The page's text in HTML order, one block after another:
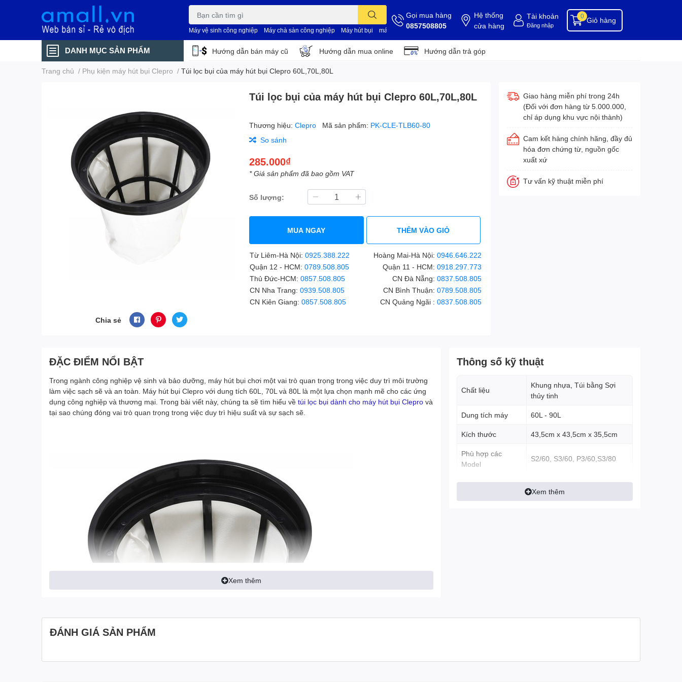
Máy vệ sinh công nghiệp Máy chà sàn công nghiệp Máy hút bụi máy vệ sinh nhà xưởng dụng cụ buồng phòng dụng cụ vệ sinh hóa chất tẩy rửa hóa chất vệ sinh
Gọi mua hàng
0857508805
Hệ thống
cửa hàng
Tài khoản
Đăng nhập
Giỏ hàng
0
DANH MỤC SẢN PHẨM Hướng dẫn bán máy cũ Hướng dẫn mua online Hướng dẫn trả góp
Trang chủ / Phụ kiện máy hút bụi Clepro / Túi lọc bụi của máy hút bụi Clepro 60L,70L,80L
Chia sẻ
Túi lọc bụi của máy hút bụi Clepro 60L,70L,80L
Thương hiệu:Clepro Mã sản phẩm: PK-CLE-TLB60-80
So sánh
285.000₫
* Giá sản phẩm đã bao gồm VAT
Số lượng:
MUA NGAY THÊM VÀO GIỎ
Từ Liêm-Hà Nội:0925.388.222 Hoàng Mai-Hà Nội:0946.646.222
Quận 12 - HCM:0789.508.805 Quận 11 - HCM:0918.297.773
Thủ Đức-HCM:0857.508.805 CN Đà Nẵng:0837.508.805
CN Nha Trang:0939.508.805 CN Bình Thuận:0789.508.805
CN Kiên Giang:0857.508.805 CN Quảng Ngãi :0837.508.805
Giao hàng miễn phí trong 24h
(Đối với đơn hàng từ 5.000.000,
chỉ áp dụng khu vực nội thành)
Cam kết hàng chính hãng, đầy đủ
hóa đơn chứng từ, nguồn gốc
xuất xứ
Tư vấn kỹ thuật miễn phí
ĐẶC ĐIỂM NỔI BẬT
Trong ngành công nghiệp vệ sinh và bảo dưỡng, máy hút bụi chơi một vai trò quan trọng trong việc duy trì môi trường
làm việc sạch sẽ và an toàn. Máy hút bụi Clepro với dung tích 60L, 70L và 80L là một lựa chọn mạnh mẽ cho các ứng
dụng công nghiệp và thương mại. Trong bài viết này, chúng ta sẽ tìm hiểu về túi lọc bụi dành cho máy hút bụi Clepro và
tại sao chúng đóng vai trò quan trọng trong việc duy trì hiệu suất và sự sạch sẽ.
Xem thêm
Thông số kỹ thuật
Chất liệu
Khung nhựa, Túi bằng Sợi
thủy tinh
Dung tích máy 60L - 90L
Kích thước 43,5cm x 43,5cm x 35,5cm
Phù hợp các
Model
S2/60, S3/60, P3/60,S3/80
Xem thêm
ĐÁNH GIÁ SẢN PHẨM